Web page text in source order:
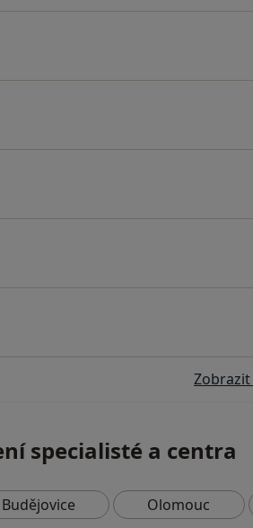
Zobrazit
specialisté a centra
Olomouc